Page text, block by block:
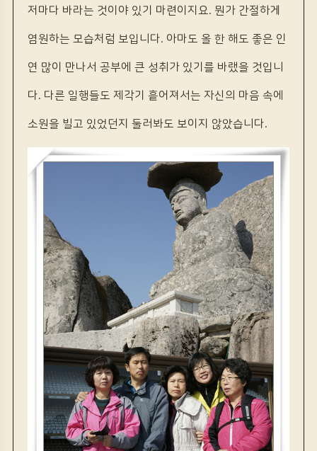
저마다 바라는 것이야 있기 마련이지요. 뭔가 간절하게
염원하는 모습처럼 보입니다. 아마도 올 한 해도 좋은 인
연 많이 만나서 공부에 큰 성취가 있기를 바랬을 것입니
다. 다른 일행들도 제각기 흩어져서는 자신의 마음 속에
소원을 빌고 있었던지 둘러봐도 보이지 않았습니다.